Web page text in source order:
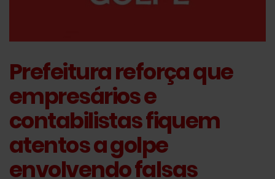
Prefeitura reforça que
empresários e
contabilistas fiquem
atentos a golpe
envolvendo falsas